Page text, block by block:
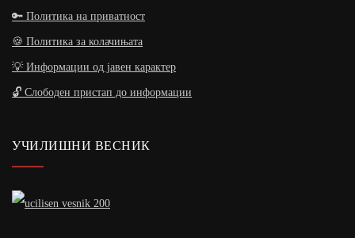
🔑 Политика на приватност
🍪 Политика за колачињата
💡 Информации од јавен карактер
🔓 Слободен пристап до информации
УЧИЛИШНИ ВЕСНИК